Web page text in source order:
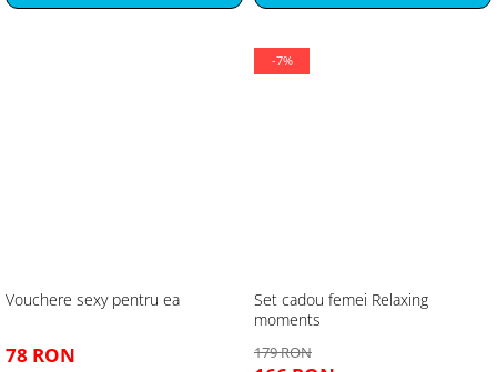
Vouchere sexy pentru ea
78 RON
-7%
Set cadou femei Relaxing
moments
179 RON